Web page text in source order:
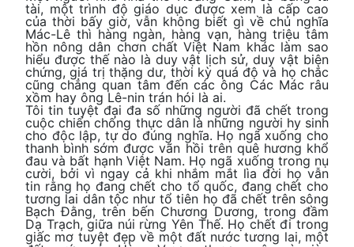
tài, một trình độ giáo dục được xem là cấp cao
của thời bấy giờ, vẫn không biết gì về chủ nghĩa
Mác-Lê thì hàng ngàn, hàng vạn, hàng triệu tâm
hồn nông dân chơn chất Việt Nam khác làm sao
hiểu được thế nào là duy vật lịch sử, duy vật biện
chứng, giá trị thặng dư, thời kỳ quá độ và họ chắc
cũng chẳng quan tâm đến các ông Các Mác râu
xồm hay ông Lê-nin trán hói là ai.
Tôi tin tuyệt đại đa số những người đã chết trong
cuộc chiến chống thực dân là những người hy sinh
cho độc lập, tự do đúng nghĩa. Họ ngã xuống cho
thanh bình sớm được vãn hồi trên quê hương khổ
đau và bất hạnh Việt Nam. Họ ngã xuống trong nụ
cười, bởi vì ngay cả khi nhắm mắt lìa đời họ vẫn
tin rằng họ đang chết cho tổ quốc, đang chết cho
tương lai dân tộc như tổ tiên họ đã chết trên sông
Bạch Đằng, trên bến Chương Dương, trong đầm
Dạ Trạch, giữa núi rừng Yên Thế. Họ chết đi trong
giấc mơ tuyệt đẹp về một đất nước tương lai, một